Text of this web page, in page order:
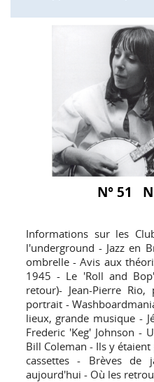
N° 51
Informations sur les
l'underground - Jazz en
ombrelle - Avis aux
1945 - Le 'Roll and
retour)- Jean-Pierre Rio,
portrait -
lieux, grande musique -
Frederic 'Keg' Johnson -
Bill Coleman - Ils y
cassettes - Brèves de
aujourd'hui - Où les